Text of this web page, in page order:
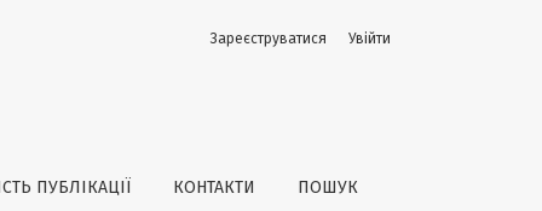
ПУБЛІКАЦІЇ КОНТАКТИ ПОШУК
Зареєструватися Увійти